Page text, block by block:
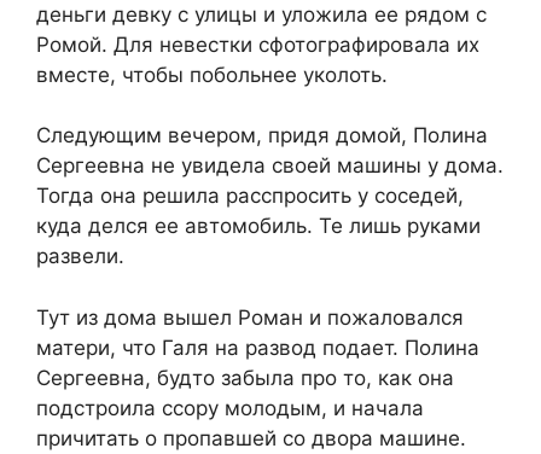
деньги девку с улицы и уложила ее рядом с
Ромой. Для невестки сфотографировала их
вместе, чтобы побольнее уколоть.
Следующим вечером, придя домой, Полина
Сергеевна не увидела своей машины у дома.
Тогда она решила расспросить у соседей,
куда делся ее автомобиль. Те лишь руками
развели.
Тут из дома вышел Роман и пожаловался
матери, что Галя на развод подает. Полина
Сергеевна, будто забыла про то, как она
подстроила ссору молодым, и начала
причитать о пропавшей со двора машине.